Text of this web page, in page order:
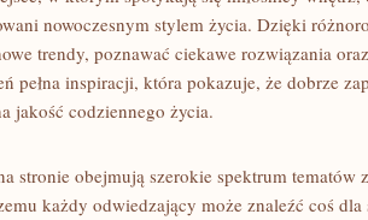
nowoczesnym stylem życia. Dzięki
trendy, poznawać ciekawe rozwiązania
pełna inspiracji, która pokazuje, że dobrze
jakość codziennego życia.
stronie obejmują szerokie spektrum tematów
każdy odwiedzający może znaleźć coś